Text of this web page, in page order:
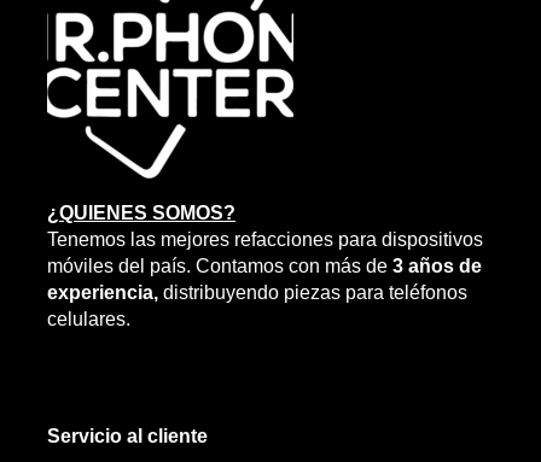
¿QUIENES SOMOS?
Tenemos las mejores refacciones para dispositivos
móviles del país. Contamos con más de 3 años de
experiencia, distribuyendo piezas para teléfonos
celulares.
Servicio al cliente